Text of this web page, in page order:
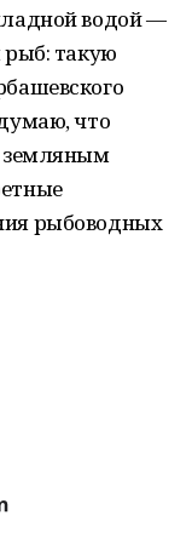
водой —
рыб: такую
что
земляным
рыбоводных